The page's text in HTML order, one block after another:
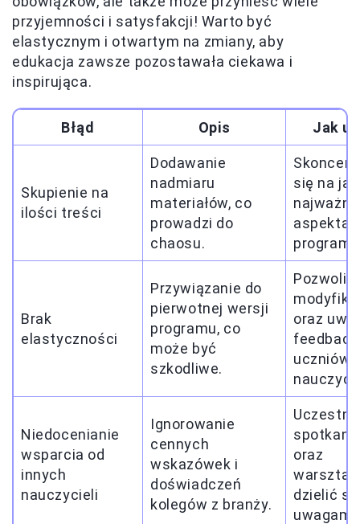
przyjemności i satysfakcji! Warto być
elastycznym i otwartym na zmiany, aby
edukacja zawsze pozostawała ciekawa i
inspirująca.
Błąd Opis Jak
Skupienie na
ilości treści
Dodawanie
nadmiaru
materiałów, co
prowadzi do
chaosu.
się na
Brak
elastyczności
Przywiązanie do
pierwotnej wersji
programu, co
może być
szkodliwe.
Pozwolić
oraz
uczniów i
Niedocenianie
wsparcia od
innych
nauczycieli
Ignorowanie
cennych
wskazówek i
doświadczeń
kolegów z branży.
oraz
dzielić
uwagami.